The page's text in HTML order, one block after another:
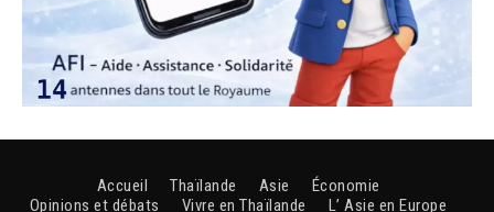
Accueil Thaïlande Asie
Économie
Opinions et débats
Vivre en Thaïlande L’ Asie en Europe